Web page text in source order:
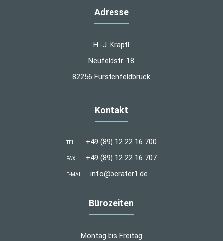
Adresse
H.-J. Krapfl
Neufeldstr. 18
82256 Fürstenfeldbruck
Kontakt
TEL. +49 (89) 12 22 16 700
FAX +49 (89) 12 22 16 707
E-MAIL info@berater1.de
Bürozeiten
Montag bis Freitag